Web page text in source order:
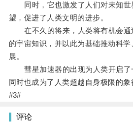
同时，它也激发了人们对未知世
望，促进了人类文明的进步。
在不久的将来，人类将有机会通
的宇宙知识，并以此为基础推动科
展。
彗星加速器的出现为人类开启了
同时也成为了人类超越自身极限的象
#3#
评论